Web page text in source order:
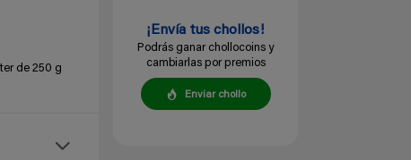
de 250 g
¡Envía tus chollos!
Podrás ganar chollocoins y
cambiarlas por premios
Enviar chollo